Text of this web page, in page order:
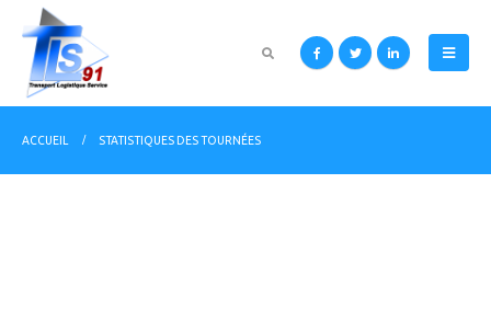
ACCUEIL STATISTIQUES DES TOURNÉES